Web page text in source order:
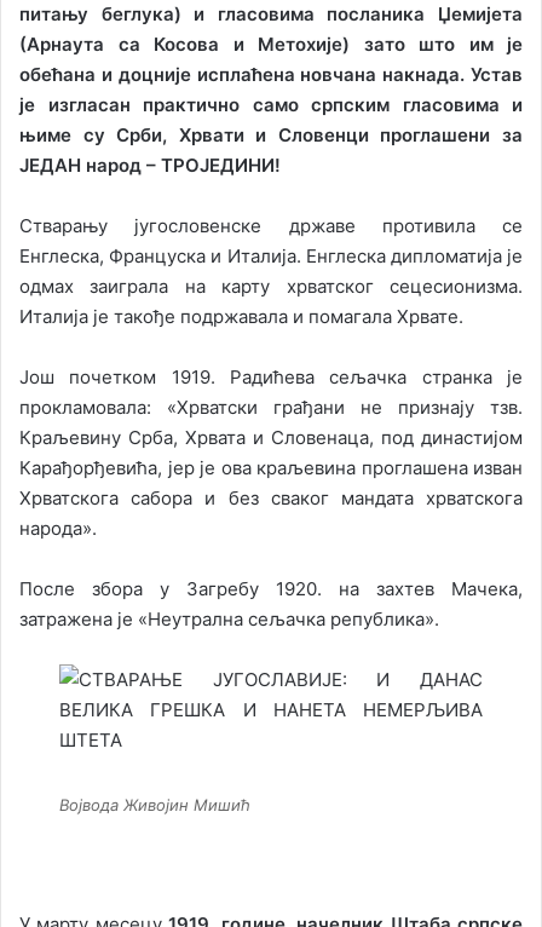
питању беглука) и гласовима посланика Џемијета
(Арнаута са Косова и Метохије) зато што им је
обећана и доцније исплаћена новчана накнада. Устав
је изгласан практично само српским гласовима и
њиме су Срби, Хрвати и Словенци проглашени за
ЈЕДАН народ – ТРОЈЕДИНИ!
Стварању југословенске државе противила се
Енглеска, Француска и Италија. Енглеска дипломатија је
одмах заиграла на карту хрватског сецесионизма.
Италија је такође подржавала и помагала Хрвате.
Још почетком 1919. Радићева сељачка странка је
прокламовала: «Хрватски грађани не признају тзв.
Краљевину Срба, Хрвата и Словенаца, под династијом
Карађорђевића, јер је ова краљевина проглашена изван
Хрватскога сабора и без сваког мандата хрватскога
народа».
После збора у Загребу 1920. на захтев Мачека,
затражена је «Неутрална сељачка република».
Војвода Живојин Мишић